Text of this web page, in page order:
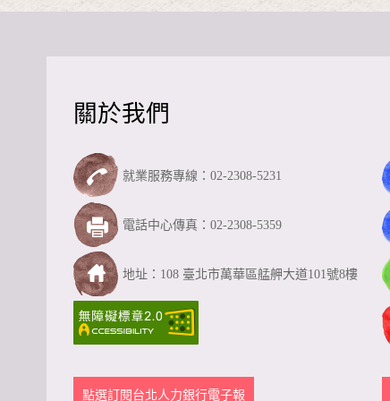
關於我們
就業服務專線：02-2308-5231
電話中心傳真：02-2308-5359
地址：108 臺北市萬華區艋舺大道101號8樓
點選訂閱台北人力銀行電子報